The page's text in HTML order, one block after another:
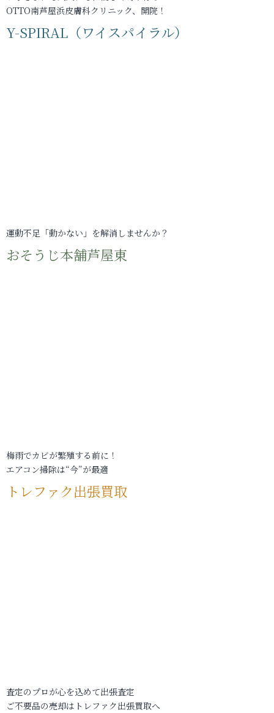
OTTO南芦屋浜皮膚科クリニック、開院！
Y-SPIRAL（ワイスパイラル）
運動不足「動かない」を解消しませんか？
おそうじ本舗芦屋東
梅雨でカビが繁殖する前に！
エアコン掃除は“今”が最適
トレファク出張買取
査定のプロが心を込めて出張査定
ご不要品の売却はトレファク出張買取へ